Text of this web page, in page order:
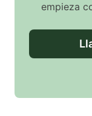
empieza